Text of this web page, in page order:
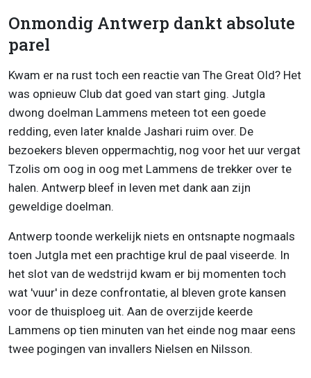
Onmondig Antwerp dankt absolute
parel
Kwam er na rust toch een reactie van The Great Old? Het
was opnieuw Club dat goed van start ging. Jutgla
dwong doelman Lammens meteen tot een goede
redding, even later knalde Jashari ruim over. De
bezoekers bleven oppermachtig, nog voor het uur vergat
Tzolis om oog in oog met Lammens de trekker over te
halen. Antwerp bleef in leven met dank aan zijn
geweldige doelman.
Antwerp toonde werkelijk niets en ontsnapte nogmaals
toen Jutgla met een prachtige krul de paal viseerde. In
het slot van de wedstrijd kwam er bij momenten toch
wat 'vuur' in deze confrontatie, al bleven grote kansen
voor de thuisploeg uit. Aan de overzijde keerde
Lammens op tien minuten van het einde nog maar eens
twee pogingen van invallers Nielsen en Nilsson.